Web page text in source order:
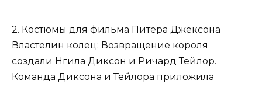
2. Костюмы для фильма Питера Джексона
Властелин колец: Возвращение короля
создали Нгила Диксон и Ричард Тейлор.
Команда Диксона и Тейлора приложила